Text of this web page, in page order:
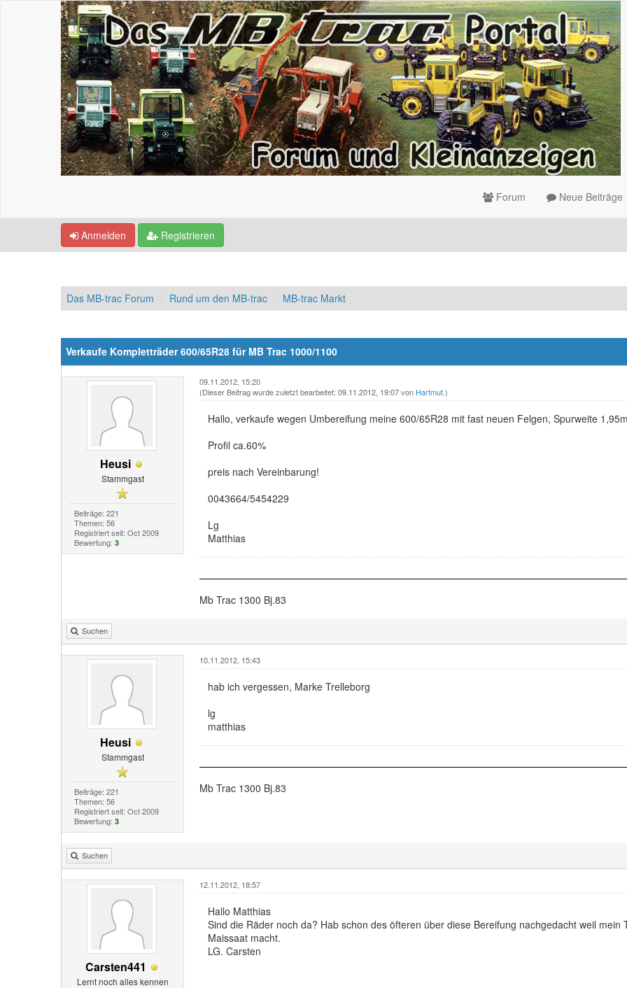
Forum Neue Beiträge
Anmelden Registrieren
Das MB-trac Forum Rund um den MB-trac MB-trac Markt
Verkaufe Kompletträder 600/65R28 für MB Trac 1000/1100
Heusi
Stammgast
Beiträge: 221
Themen: 56
Registriert seit: Oct 2009
Bewertung: 3
09.11.2012, 15:20
(Dieser Beitrag wurde zuletzt bearbeitet: 09.11.2012, 19:07 von Hartmut.)
Hallo, verkaufe wegen Umbereifung meine 600/65R28 mit fast neuen Felgen, Spurweite
Profil ca.60%
preis nach Vereinbarung!
0043664/5454229
Lg
Matthias
Mb Trac 1300 Bj.83
Suchen
Heusi
Stammgast
Beiträge: 221
Themen: 56
Registriert seit: Oct 2009
Bewertung: 3
10.11.2012, 15:43
hab ich vergessen, Marke Trelleborg
lg
matthias
Mb Trac 1300 Bj.83
Suchen
Carsten441
Lernt noch alles kennen
12.11.2012, 18:57
Hallo Matthias
Sind die Räder noch da? Hab schon des öfteren über diese Bereifung nachgedacht weil mein
Maissaat macht.
LG. Carsten